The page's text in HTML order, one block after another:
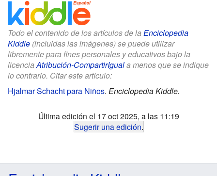
Todo el contenido de los artículos de la Enciclopedia
Kiddle (incluidas las imágenes) se puede utilizar
libremente para fines personales y educativos bajo la
licenciaAtribución-CompartirIguala menos que se indique
lo contrario. Citar este artículo:
Hjalmar Schacht para Niños. Enciclopedia Kiddle.
Última edición el 17 oct 2025, a las 11:19
Sugerir una edición.